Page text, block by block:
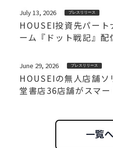
July 13, 2026 プレスリリース
HOUSEI投資先パー
ーム『ドット戦記』配
June 29, 2026 プレスリリース
HOUSEIの無人店舗ソ
堂書店36店舗がスマ
一覧